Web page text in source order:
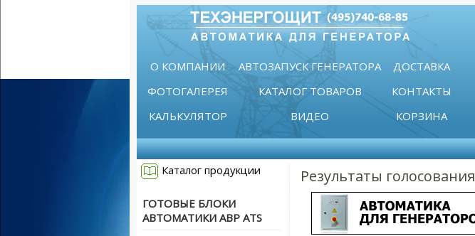
О КОМПАНИИ АВТОЗАПУСК ГЕНЕРАТОРА
ДОСТАВКА
ФОТОГАЛЕРЕЯ
КАТАЛОГ ТОВАРОВ
КОНТАКТЫ
КАЛЬКУЛЯТОР
ВИДЕО КОРЗИНА
Каталог продукции
ГОТОВЫЕ БЛОКИ
АВТОМАТИКИ АВР ATS
Результаты голосования